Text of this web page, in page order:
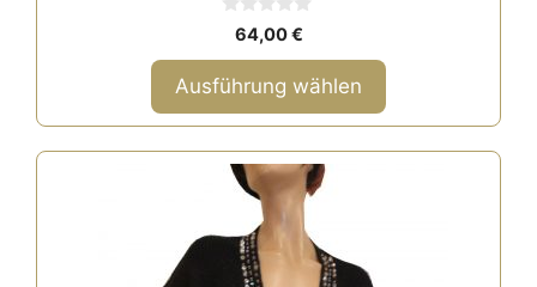
o
n
5
64,00€
Ausführung wählen